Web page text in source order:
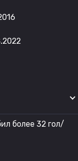
более 32 гол/